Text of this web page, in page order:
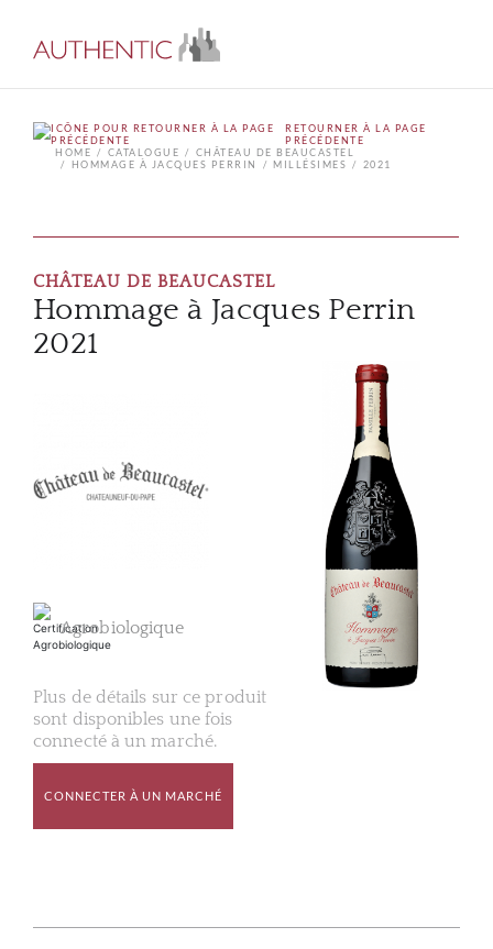
RETOURNER À LA PAGE
PRÉCÉDENTE
HOME
CATALOGUE
CHÂTEAU DE BEAUCASTEL
HOMMAGE À JACQUES PERRIN
MILLÉSIMES 2021
CHÂTEAU DE BEAUCASTEL
Hommage à Jacques Perrin
2021
Agrobiologique
Plus de détails sur ce produit
sont disponibles une fois
connecté à un marché.
CONNECTER À UN MARCHÉ